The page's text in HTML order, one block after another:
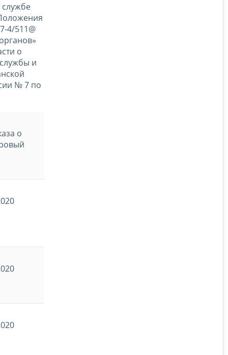
службе
4/511@
о
и
№ 7 по
о